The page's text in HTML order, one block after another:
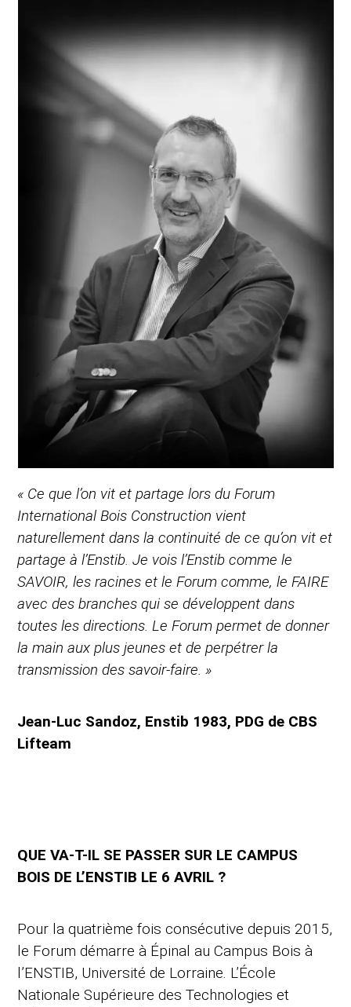
« Ce que l’on vit et partage lors du Forum
International Bois Construction vient
naturellement dans la continuité de ce qu’on vit et
partage à l’Enstib. Je vois l’Enstib comme le
SAVOIR, les racines et le Forum comme, le FAIRE
avec des branches qui se développent dans
toutes les directions. Le Forum permet de donner
la main aux plus jeunes et de perpétrer la
transmission des savoir-faire. »
Jean-Luc Sandoz, Enstib 1983, PDG de CBS
Lifteam
QUE VA-T-IL SE PASSER SUR LE CAMPUS
BOIS DE L’ENSTIB LE 6 AVRIL ?
Pour la quatrième fois consécutive depuis 2015,
le Forum démarre à Épinal au Campus Bois à
l’ENSTIB, Université de Lorraine. L’École
Nationale Supérieure des Technologies et